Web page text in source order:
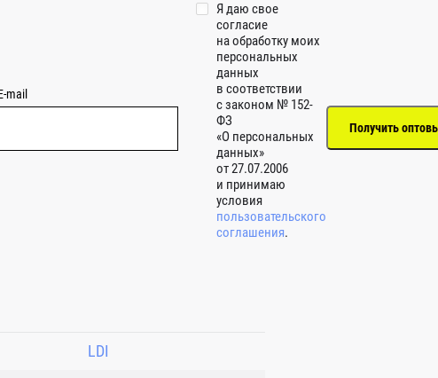
mail
Я даю свое
согласие
на обработку моих
персональных
данных
в соответствии
с законом № 152-
ФЗ
«О персональных
данных»
от 27.07.2006
и принимаю
условия
пользовательского
соглашения.
LDI